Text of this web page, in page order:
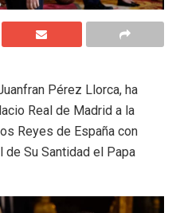
Pérez Llorca, ha
Real de Madrid a la
Reyes de España con
Su Santidad el Papa